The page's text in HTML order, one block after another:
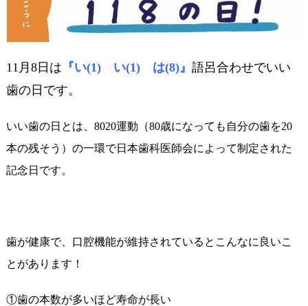
11月8日は 『い(1) い(1) は(8)』 語呂合わせでいい
歯の日です。
いい歯の日とは、8020運動（80歳になっても自分の歯を20
本の残そう）の一環で日本歯科医師会によって制定された
記念日です。
歯が健康で、口腔機能が維持されているとこんなに良いこ
とがあります！
①歯の本数が多いほど寿命が長い